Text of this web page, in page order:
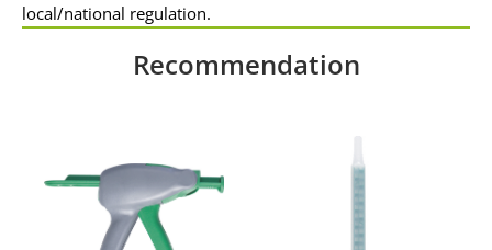
local/national regulation.
Recommendation